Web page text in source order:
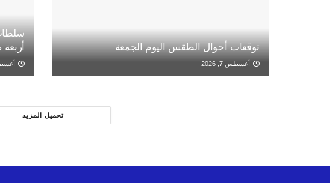
توقعات أحوال الطقس اليوم الجمعة
أغسطس 7, 2026
أربعة
أغسطس
تحميل المزيد